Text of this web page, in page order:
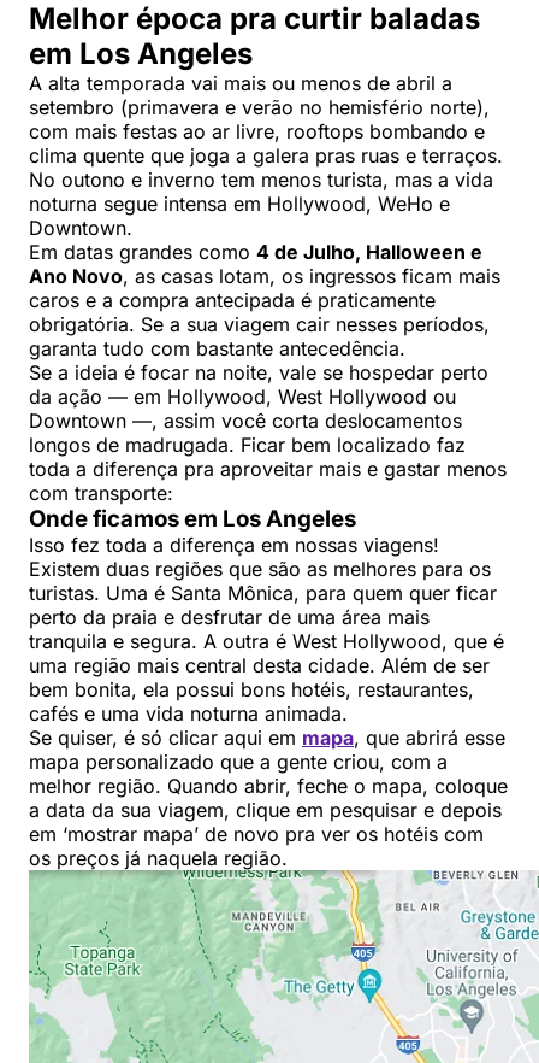
Melhor época pra curtir baladas
em Los Angeles
A alta temporada vai mais ou menos de abril a
setembro (primavera e verão no hemisfério norte),
com mais festas ao ar livre, rooftops bombando e
clima quente que joga a galera pras ruas e terraços.
No outono e inverno tem menos turista, mas a vida
noturna segue intensa em Hollywood, WeHo e
Downtown.
Em datas grandes como 4 de Julho, Halloween e
Ano Novo, as casas lotam, os ingressos ficam mais
caros e a compra antecipada é praticamente
obrigatória. Se a sua viagem cair nesses períodos,
garanta tudo com bastante antecedência.
Se a ideia é focar na noite, vale se hospedar perto
da ação — em Hollywood, West Hollywood ou
Downtown —, assim você corta deslocamentos
longos de madrugada. Ficar bem localizado faz
toda a diferença pra aproveitar mais e gastar menos
com transporte:
Onde ficamos em Los Angeles
Isso fez toda a diferença em nossas viagens!
Existem duas regiões que são as melhores para os
turistas. Uma é Santa Mônica, para quem quer ficar
perto da praia e desfrutar de uma área mais
tranquila e segura. A outra é West Hollywood, que é
uma região mais central desta cidade. Além de ser
bem bonita, ela possui bons hotéis, restaurantes,
cafés e uma vida noturna animada.
Se quiser, é só clicar aqui em mapa, que abrirá esse
mapa personalizado que a gente criou, com a
melhor região. Quando abrir, feche o mapa, coloque
a data da sua viagem, clique em pesquisar e depois
em ‘mostrar mapa’ de novo pra ver os hotéis com
os preços já naquela região.